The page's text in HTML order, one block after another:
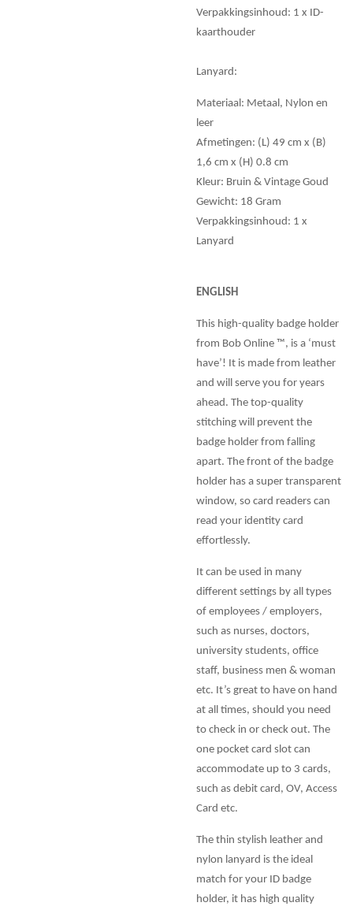
Verpakkingsinhoud: 1 x ID-
kaarthouder
Lanyard:
Materiaal: Metaal, Nylon en
leer
Afmetingen: (L) 49 cm x (B)
1,6 cm x (H) 0.8 cm
Kleur: Bruin & Vintage Goud
Gewicht: 18 Gram
Verpakkingsinhoud: 1 x
Lanyard
ENGLISH
This high-quality badge holder
from Bob Online ™, is a ‘must
have’! It is made from leather
and will serve you for years
ahead. The top-quality
stitching will prevent the
badge holder from falling
apart. The front of the badge
holder has a super transparent
window, so card readers can
read your identity card
effortlessly.
It can be used in many
different settings by all types
of employees / employers,
such as nurses, doctors,
university students, office
staff, business men & woman
etc. It’s great to have on hand
at all times, should you need
to check in or check out. The
one pocket card slot can
accommodate up to 3 cards,
such as debit card, OV, Access
Card etc.
The thin stylish leather and
nylon lanyard is the ideal
match for your ID badge
holder, it has high quality